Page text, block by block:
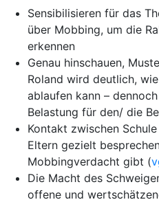
Sensibilisieren für das
über Mobbing, um die
erkennen
Genau hinschauen,
Roland wird deutlich,
ablaufen kann –
Belastung für den/ die
Kontakt zwischen
Eltern gezielt
Mobbingverdacht gibt (
Die Macht des
offene und